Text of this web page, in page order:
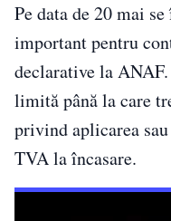
Pe data de 20 mai
important pentru
declarative la
limită până la care
privind aplicarea
TVA la încasare.